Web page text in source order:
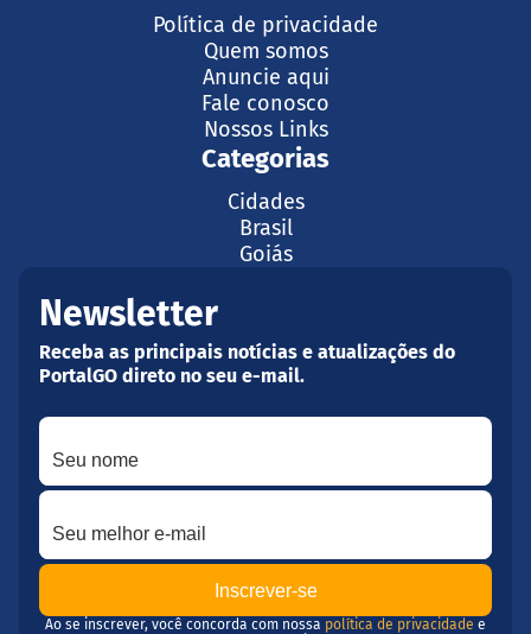
Política de privacidade
Quem somos
Anuncie aqui
Fale conosco
Nossos Links
Categorias
Cidades
Brasil
Goiás
Newsletter
Receba as principais notícias e atualizações do
PortalGO direto no seu e-mail.
Seu nome
Seu melhor e-mail
Ao se inscrever, você concorda com nossa política de privacidade e